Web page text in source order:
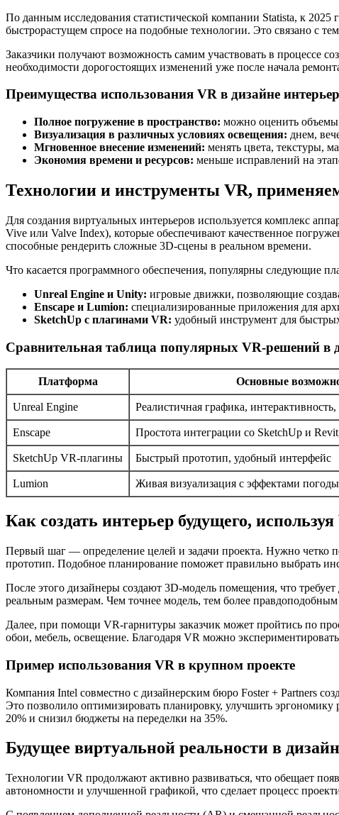
По данным исследования статистической компании Statista, к 2025
быстрорастущем спросе на подобные технологии. Это связано с
Заказчики получают возможность самим участвовать в процессе
необходимости дорогостоящих изменений уже после начала
Преимущества использования VR в дизайне
Полное погружение в пространство: можно оценить
Визуализация в различных условиях освещения: днем,
Мгновенное внесение изменений: менять цвета, текстуры,
Экономия времени и ресурсов: меньше исправлений на
Технологии и инструменты VR,
Для создания виртуальных интерьеров используется комплекс
Vive или Valve Index), которые обеспечивают качественное
способные рендерить сложные 3D-сцены в реальном времени.
Что касается программного обеспечения, популярны следующие
Unreal Engine и Unity: игровые движки, позволяющие
Enscape и Lumion: специализированные приложения для
SketchUp с плагинами VR: удобный инструмент для
Сравнительная таблица популярных VR-решений в
Платформа Основные
Unreal Engine Реалистичная графика,
Enscape Простота интеграции со SketchUp и
SketchUp VR-плагины Быстрый прототип, удобный интерфейс
Lumion Живая визуализация с эффектами погоды
Как создать интерьер будущего,
Первый шаг — определение целей и задачи проекта. Нужно четко
прототип. Подобное планирование поможет правильно выбрать
После этого дизайнеры создают 3D-модель помещения, что
реальным размерам. Чем точнее модель, тем более
Далее, при помощи VR-гарнитуры заказчик может пройтись по
обои, мебель, освещение. Благодаря VR можно
Пример использования VR в крупном проекте
Компания Intel совместно с дизайнерским бюро Foster + Partners
Это позволило оптимизировать планировку, улучшить эргономику
20% и снизил бюджеты на переделки на 35%.
Будущее виртуальной реальности в
Технологии VR продолжают активно развиваться, что обещает
автономности и улучшенной графикой, что сделает процесс